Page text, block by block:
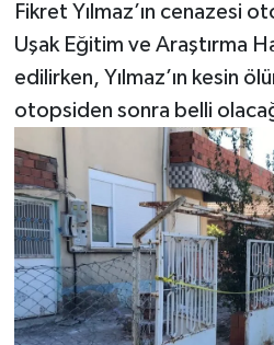
Fikret Yılmaz’ın cenazesi
Uşak Eğitim ve Araştırma
edilirken, Yılmaz’ın kesin
otopsiden sonra belli